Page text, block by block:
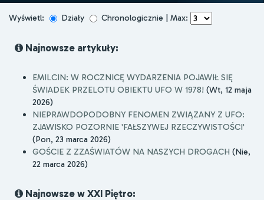
Wyświetl: Działy Chronologicznie | Max:
Najnowsze artykuły:
EMILCIN: W ROCZNICĘ WYDARZENIA POJAWIŁ SIĘ
ŚWIADEK PRZELOTU OBIEKTU UFO W 1978! (Wt, 12 maja
2026)
NIEPRAWDOPODOBNY FENOMEN ZWIĄZANY Z UFO:
ZJAWISKO POZORNIE 'FAŁSZYWEJ RZECZYWISTOŚCI'
(Pon, 23 marca 2026)
GOŚCIE Z ZZAŚWIATÓW NA NASZYCH DROGACH (Nie,
22 marca 2026)
Najnowsze w XXI Piętro: